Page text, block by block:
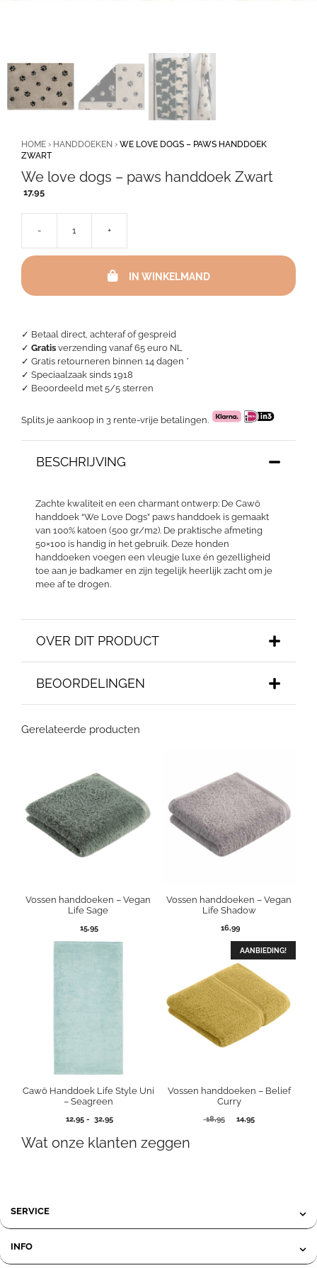
✓ Betaal direct, achteraf of gespreid
✓ Gratis verzending vanaf 65 euro NL
✓ Gratis retourneren binnen 14 dagen *
✓ Speciaalzaak sinds 1918
✓ Beoordeeld met 5/5 sterren
Splits je aankoop in 3 rente-vrije betalingen.
HOME › HANDDOEKEN › WE LOVE DOGS – PAWS HANDDOEK
ZWART
We love dogs – paws handdoek Zwart
17,95
BESCHRIJVING
Zachte kwaliteit en een charmant ontwerp: De Cawö
handdoek “We Love Dogs” paws handdoek is gemaakt
van 100% katoen (500 gr/m2). De praktische afmeting
50×100 is handig in het gebruik. Deze honden
handdoeken voegen een vleugje luxe én gezelligheid
toe aan je badkamer en zijn tegelijk heerlijk zacht om je
mee af te drogen.
OVER DIT PRODUCT
BEOORDELINGEN
-
love
aantal
+
IN WINKELMAND
Gerelateerde producten
Vossen handdoeken – Vegan
Life Sage
15,95
Vossen handdoeken – Vegan
Life Shadow
16,99
Cawö Handdoek Life Style Uni
– Seagreen
12,95 - 32,95Prijsklasse:
tot
AANBIEDING!
Vossen handdoeken – Belief
Curry
18,95
Oorspronkelijke
14,95Huidige
Wat onze klanten zeggen
SERVICE
INFO